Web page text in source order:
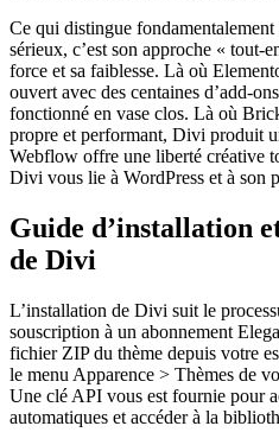
Ce qui distingue
sérieux, c’est son approche « tout-
force et sa faiblesse. Là où
ouvert avec des centaines d’add-
fonctionné en vase clos. Là où
propre et performant, Divi produit
Webflow offre une liberté créative
Divi vous lie à WordPress et à son
Guide d’installation
de Divi
L’installation de Divi suit le
souscription à un abonnement
fichier ZIP du thème depuis votre
le menu Apparence > Thèmes de
Une clé API vous est fournie pour
automatiques et accéder à la